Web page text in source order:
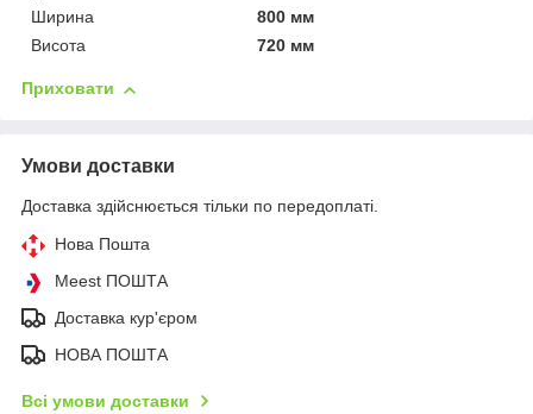
Ширина
800 мм
Висота
720 мм
Приховати
Умови доставки
Доставка здійснюється тільки по передоплаті.
Нова Пошта
Meest ПОШТА
Доставка кур'єром
НОВА ПОШТА
Всі умови доставки